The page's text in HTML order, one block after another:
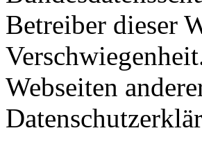
Betreiber dieser
Webseiten